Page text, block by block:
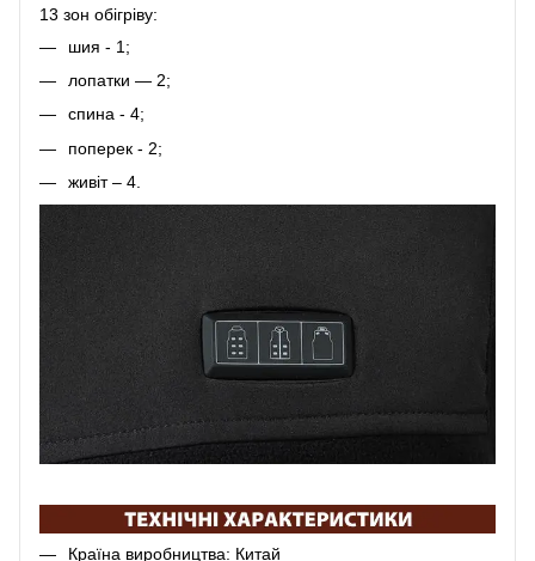
13 зон обігріву:
шия - 1;
лопатки — 2;
спина - 4;
поперек - 2;
живіт – 4.
Країна виробництва: Китай